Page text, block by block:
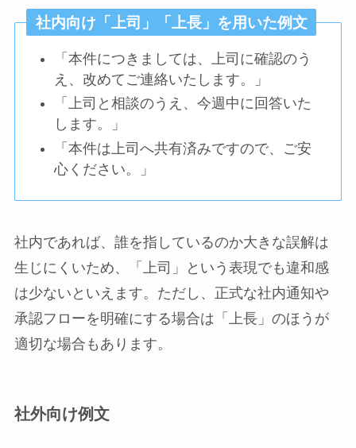
社内向け「上司」「上長」を用いた例文
「本件につきましては、上司に確認のう
え、改めてご連絡いたします。」
「上司と相談のうえ、今週中に回答いた
します。」
「本件は上司へ共有済みですので、ご安
心ください。」
社内であれば、誰を指しているのか大きな誤解は
生じにくいため、「上司」という表現でも違和感
は少ないといえます。ただし、正式な社内通知や
承認フローを明確にする場合は「上長」のほうが
適切な場合もあります。
社外向け例文